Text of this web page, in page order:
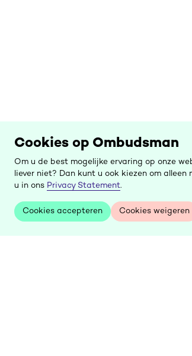
Cookies op Ombudsman
Om u de best mogelijke ervaring op onze
liever niet? Dan kunt u ook kiezen om
u in ons Privacy Statement.
Cookies accepteren
Cookies accepteren
Cookies weigeren
Cookies weigeren